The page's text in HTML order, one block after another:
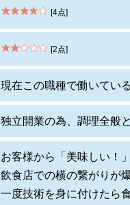
[4点]
[2点]
現在この職種で働いている
独立開業の為、調理全般
お客様から「美味しい！
飲食店での横の繋がりが
一度技術を身に付けたら